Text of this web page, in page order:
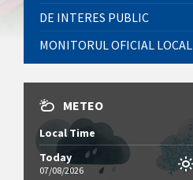
DE INTERES PUBLIC
MONITORUL OFICIAL LOCAL
METEO
Local Time
Today
07/08/2026